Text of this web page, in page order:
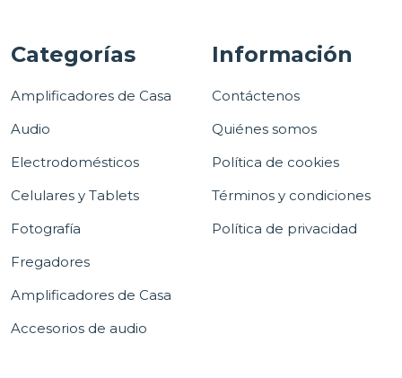
Categorías
Amplificadores de Casa
Audio
Electrodomésticos
Celulares y Tablets
Fotografía
Fregadores
Amplificadores de Casa
Accesorios de audio
Información
Contáctenos
Quiénes somos
Política de cookies
Términos y condiciones
Política de privacidad